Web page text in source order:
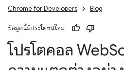
Chrome for Developers Blog
ข้อมูลนี้มีประโยชน์ไหม
โปรโตคอล Web